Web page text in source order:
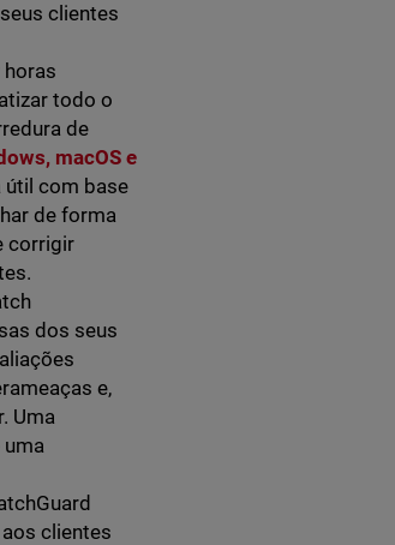
clientes
todo o
de
macOS e
útil com base
de forma
corrigir
dos seus
e,
Uma
clientes